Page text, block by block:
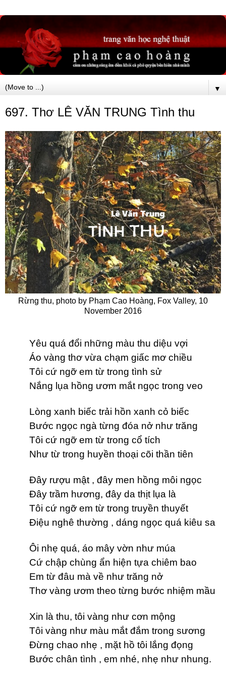
▼
697. Thơ LÊ VĂN TRUNG Tình thu
Rừng thu, photo by Phạm Cao Hoàng, Fox Valley, 10
November 2016
Yêu quá đổi những màu thu diệu vợi
Áo vàng thơ vừa chạm giấc mơ chiều
Tôi cứ ngỡ em từ trong tình sử
Nắng lụa hồng ươm mắt ngọc trong veo
Lòng xanh biếc trải hồn xanh cỏ biếc
Bước ngọc ngà từng đóa nở như trăng
Tôi cứ ngỡ em từ trong cổ tích
Như từ trong huyền thoại cõi thần tiên
Đây rượu mật , đây men hồng môi ngọc
Đây trầm hương, đây da thịt lụa là
Tôi cứ ngỡ em từ trong truyền thuyết
Điệu nghê thường , dáng ngọc quá kiêu sa
Ôi nhẹ quá, áo mây vờn như múa
Cứ chập chùng ẩn hiện tựa chiêm bao
Em từ đâu mà về như trăng nở
Thơ vàng ươm theo từng bước nhiệm mầu
Xin là thu, tôi vàng như cơn mộng
Tôi vàng như màu mắt đắm trong sương
Đừng chao nhẹ , mặt hồ tôi lắng đọng
Bước chân tình , em nhé, nhẹ như nhung.